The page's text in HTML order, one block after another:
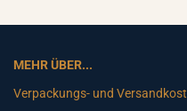
MEHR ÜBER...
Verpackungs- und